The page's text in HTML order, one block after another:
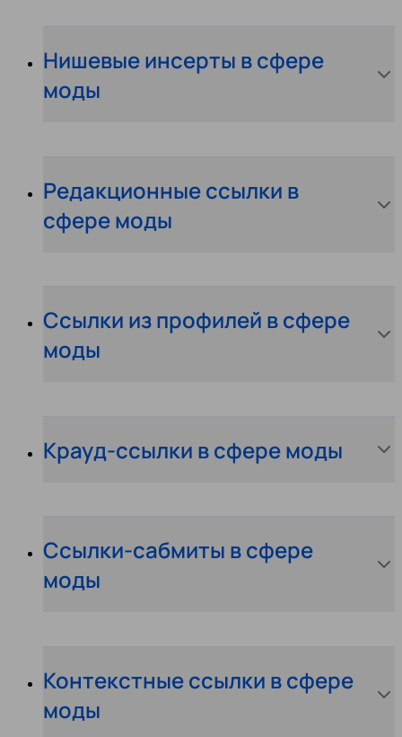
Нишевые инсерты в сфере
моды
Редакционные ссылки в
сфере моды
Ссылки из профилей в сфере
моды
Крауд-ссылки в сфере моды
Ссылки-сабмиты в сфере
моды
Контекстные ссылки в сфере
моды